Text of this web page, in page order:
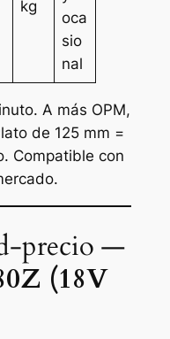
kg
oca
sio
nal
A más OPM,
de 125 mm =
Compatible con
precio —
(18V